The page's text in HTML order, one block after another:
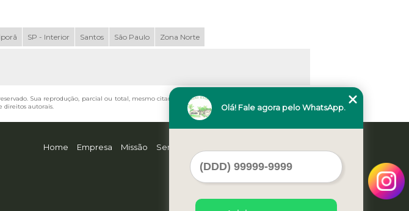
SP - Interior Santos São Paulo Zona Norte
Sua reprodução, parcial ou total, mesmo citando nossos links, é proibida sem a autorização
direitos autorais.
Home Empresa Missão Serviços
Olá! Fale agora pelo WhatsApp.